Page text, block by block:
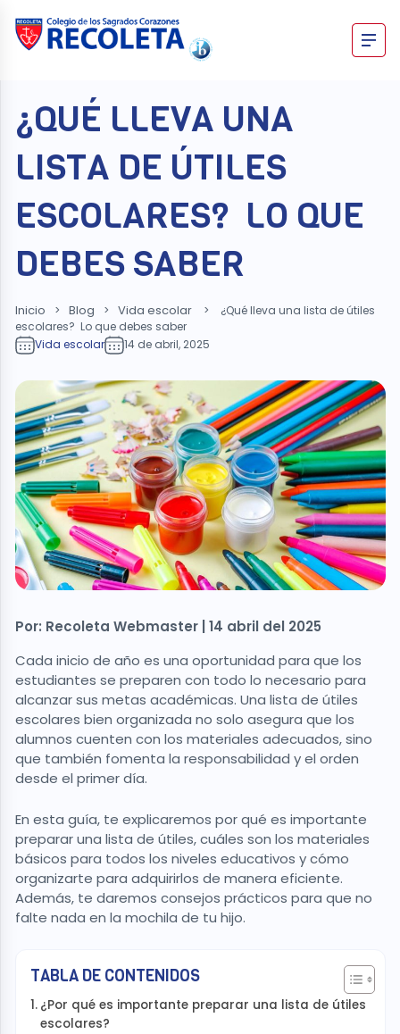
content
¿QUÉ LLEVA UNA
LISTA DE ÚTILES
ESCOLARES? LO QUE
DEBES SABER
Inicio > Blog > Vida escolar >
¿Qué lleva una lista de útiles
escolares? Lo que debes saber
Vida escolar
14 de abril, 2025
Por: Recoleta Webmaster | 14 abril del 2025
Cada inicio de año es una oportunidad para que los
estudiantes se preparen con todo lo necesario para
alcanzar sus metas académicas. Una lista de útiles
escolares bien organizada no solo asegura que los
alumnos cuenten con los materiales adecuados, sino
que también fomenta la responsabilidad y el orden
desde el primer día.
En esta guía, te explicaremos por qué es importante
preparar una lista de útiles, cuáles son los materiales
básicos para todos los niveles educativos y cómo
organizarte para adquirirlos de manera eficiente.
Además, te daremos consejos prácticos para que no
falte nada en la mochila de tu hijo.
TABLA DE CONTENIDOS
¿Por qué es importante preparar una lista de útiles
escolares?